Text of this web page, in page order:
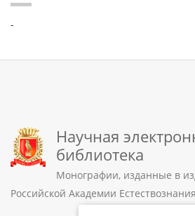
-
Научная
библиотека
Монографии, изданные в
Российской Академии Естествознания